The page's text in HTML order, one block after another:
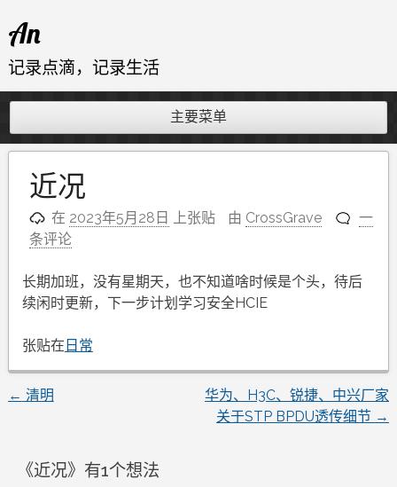
至
内
An
记录点滴，记录生活
主要菜单
近况
在 2023年5月28日 上张贴 由 CrossGrave
一
条评论
长期加班，没有星期天，也不知道啥时候是个头，待后
续闲时更新，下一步计划学习安全HCIE
张贴在 日常
文
← 清明
华为、H3C、锐捷、中兴厂家
关于STP BPDU透传细节 →
《近况》有1个想法